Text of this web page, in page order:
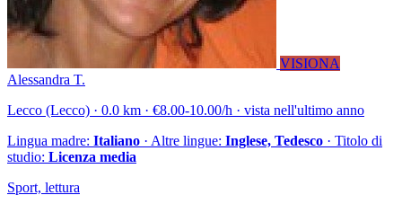
VISIONA
Alessandra T.
Lecco (Lecco) · 0.0 km · €8.00-10.00/h · vista nell'ultimo anno
Lingua madre: Italiano · Altre lingue: Inglese, Tedesco · Titolo di
studio: Licenza media
Sport, lettura